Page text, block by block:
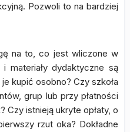
Pozwoli to na bardziej
na to, co jest wliczone w
materiały dydaktyczne są
kupić osobno? Czy szkoła
grup lub przy płatności
Czy istnieją ukryte opłaty, o
rzut oka? Dokładne